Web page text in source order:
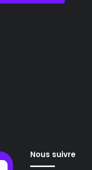
Nous suivre